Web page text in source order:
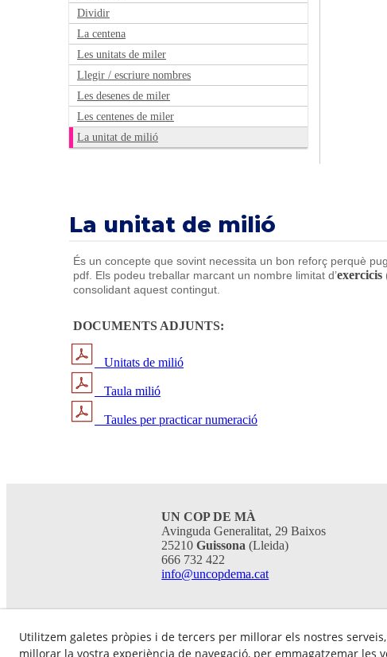
Dividir
La centena
Les unitats de miler
Llegir / escriure nombres
Les desenes de miler
Les centenes de miler
La unitat de milió
La unitat de milió
És un concepte que sovint necessita un bon reforç perquè
pdf. Els podeu treballar marcant un nombre limitat d’exercicis
consolidant aquest contingut.
DOCUMENTS ADJUNTS:
Unitats de milió
Taula milió
Taules per practicar numeració
UN COP DE MÀ
Avinguda Generalitat, 29 Baixos
25210Guissona(Lleida)
666 732 422
info@uncopdema.cat
Utilitzem galetes pròpies i de tercers per millorar els nostres
millorar la vostra experiència de navegació, per emmagatzemar les